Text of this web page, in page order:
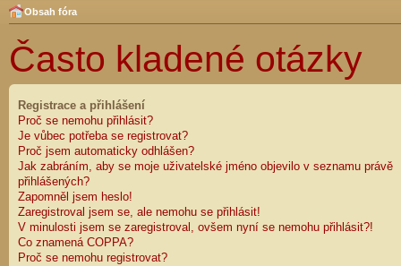
Obsah fóra
Často kladené otázky
Registrace a přihlášení
Proč se nemohu přihlásit?
Je vůbec potřeba se registrovat?
Proč jsem automaticky odhlášen?
Jak zabráním, aby se moje uživatelské jméno objevilo v seznamu právě
přihlášených?
Zapomněl jsem heslo!
Zaregistroval jsem se, ale nemohu se přihlásit!
V minulosti jsem se zaregistroval, ovšem nyní se nemohu přihlásit?!
Co znamená COPPA?
Proč se nemohu registrovat?